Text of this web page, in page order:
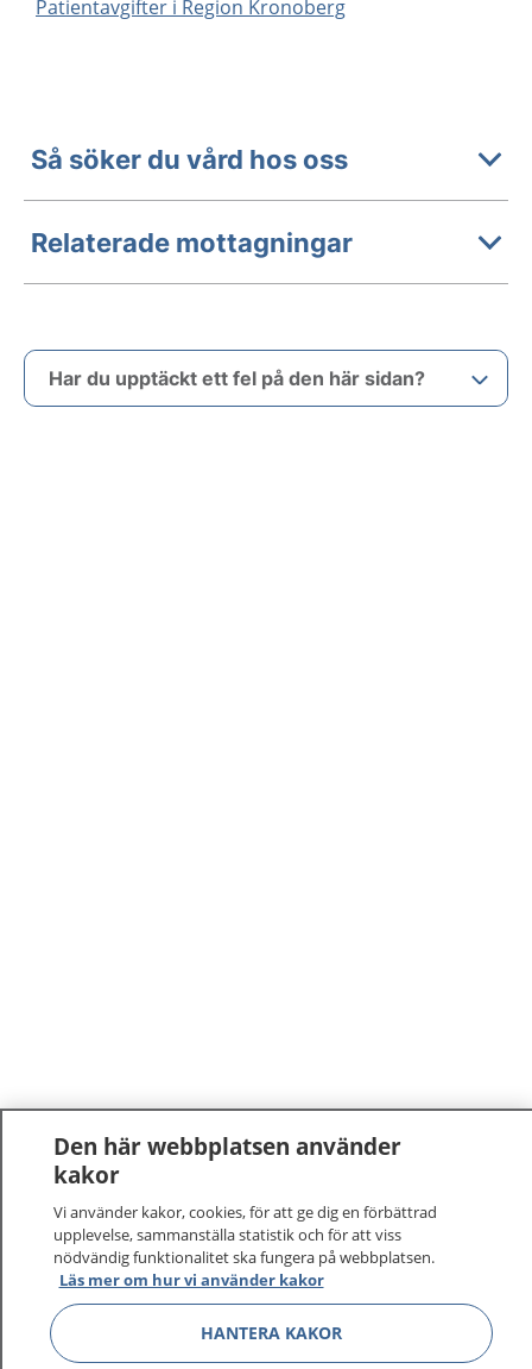
Patientavgifter i Region Kronoberg
Så söker du vård hos oss
Relaterade mottagningar
Har du upptäckt ett fel på den här sidan?
Den här webbplatsen använder
kakor
Vi använder kakor, cookies, för att ge dig en förbättrad
upplevelse, sammanställa statistik och för att viss
nödvändig funktionalitet ska fungera på webbplatsen.
Läs mer om hur vi använder kakor
HANTERA KAKOR